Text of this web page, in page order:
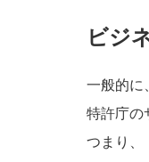
ビジ
一般的に
特許庁の
つまり、